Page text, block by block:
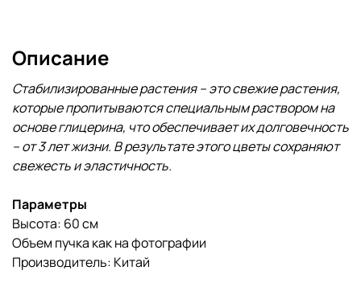
Описание
Стабилизированные растения – это свежие растения,
которые пропитываются специальным раствором на
основе глицерина, что обеспечивает их долговечность
– от 3 лет жизни. В результате этого цветы сохраняют
свежесть и эластичность.
Параметры
Высота: 60 см
Объем пучка как на фотографии
Производитель: Китай